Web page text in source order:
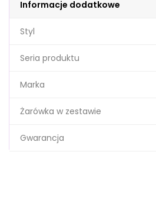
Informacje dodatkowe
Styl
Seria produktu
Marka
Żarówka w zestawie
Gwarancja